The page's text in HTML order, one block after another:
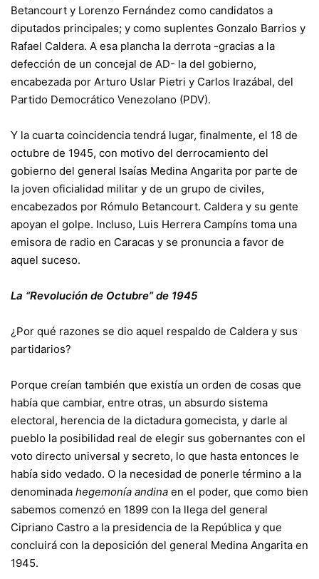
Betancourt y Lorenzo Fernández como candidatos a
diputados principales; y como suplentes Gonzalo Barrios y
Rafael Caldera. A esa plancha la derrota -gracias a la
defección de un concejal de AD- la del gobierno,
encabezada por Arturo Uslar Pietri y Carlos Irazábal, del
Partido Democrático Venezolano (PDV).
Y la cuarta coincidencia tendrá lugar, finalmente, el 18 de
octubre de 1945, con motivo del derrocamiento del
gobierno del general Isaías Medina Angarita por parte de
la joven oficialidad militar y de un grupo de civiles,
encabezados por Rómulo Betancourt. Caldera y su gente
apoyan el golpe. Incluso, Luis Herrera Campíns toma una
emisora de radio en Caracas y se pronuncia a favor de
aquel suceso.
La “Revolución de Octubre” de 1945
¿Por qué razones se dio aquel respaldo de Caldera y sus
partidarios?
Porque creían también que existía un orden de cosas que
había que cambiar, entre otras, un absurdo sistema
electoral, herencia de la dictadura gomecista, y darle al
pueblo la posibilidad real de elegir sus gobernantes con el
voto directo universal y secreto, lo que hasta entonces le
había sido vedado. O la necesidad de ponerle término a la
denominada hegemonía andina en el poder, que como bien
sabemos comenzó en 1899 con la llega del general
Cipriano Castro a la presidencia de la República y que
concluirá con la deposición del general Medina Angarita en
1945.